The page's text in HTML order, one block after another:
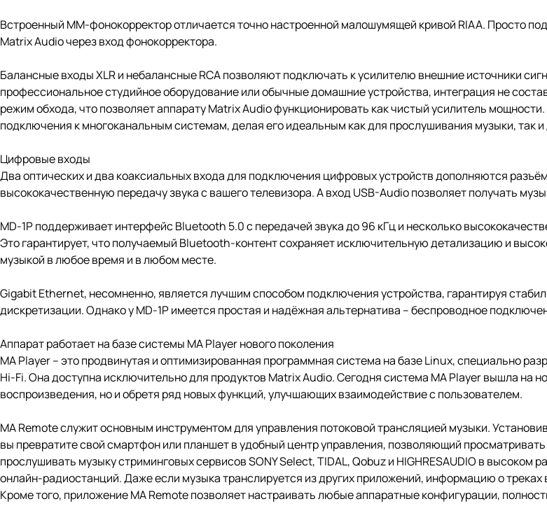
Встроенный ММ-фонокорректор отличается точно настроенной малошумящей кривой RIAA. Просто
Matrix Audio через вход фонокорректора.
Балансные входы XLR и небалансные RCA позволяют подключать к усилителю внешние источники
профессиональное студийное оборудование или обычные домашние устройства, интеграция не
режим обхода, что позволяет аппарату Matrix Audio функционировать как чистый усилитель
подключения к многоканальным системам, делая его идеальным как для прослушивания музыки, так
Цифровые входы
Два оптических и два коаксиальных входа для подключения цифровых устройств дополняются
высококачественную передачу звука с вашего телевизора. А вход USB-Audio позволяет получать
MD-1P поддерживает интерфейс Bluetooth 5.0 с передачей звука до 96 кГц и несколько
Это гарантирует, что получаемый Bluetooth-контент сохраняет исключительную детализацию и
музыкой в ​​любое время и в любом месте.
Gigabit Ethernet, несомненно, является лучшим способом подключения устройства, гарантируя
дискретизации. Однако у MD-1P имеется простая и надёжная альтернатива – беспроводное
Аппарат работает на базе системы MA Player нового поколения
MA Player – это продвинутая и оптимизированная программная система на базе Linux, специально
Hi-Fi. Она доступна исключительно для продуктов Matrix Audio. Сегодня система MA Player вышла на
воспроизведения, но и обретя ряд новых функций, улучшающих взаимодействие с пользователем.
MA Remote служит основным инструментом для управления потоковой трансляцией музыки.
вы превратите свой смартфон или планшет в удобный центр управления, позволяющий
прослушивать музыку стриминговых сервисов SONY Select, TIDAL, Qobuz и HIGHRESAUDIO в высоком
онлайн-радиостанций. Даже если музыка транслируется из других приложений, информацию о
Кроме того, приложение MA Remote позволяет настраивать любые аппаратные конфигурации,